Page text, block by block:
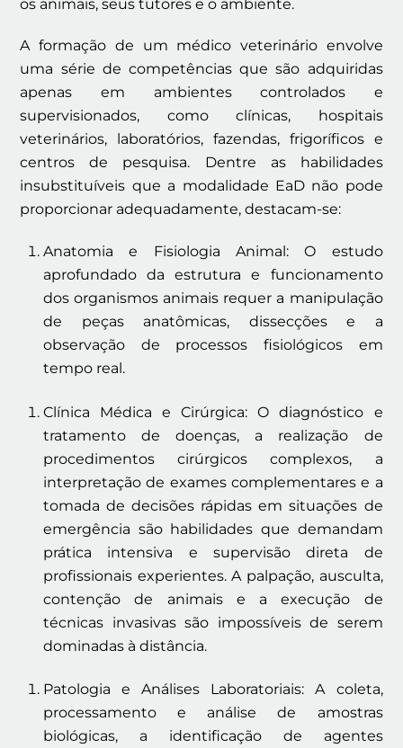
os animais, seus tutores e o ambiente.
A formação de um médico veterinário envolve
uma série de competências que são adquiridas
apenas em ambientes controlados e
supervisionados, como clínicas, hospitais
veterinários, laboratórios, fazendas, frigoríficos e
centros de pesquisa. Dentre as habilidades
insubstituíveis que a modalidade EaD não pode
proporcionar adequadamente, destacam-se:
Anatomia e Fisiologia Animal: O estudo
aprofundado da estrutura e funcionamento
dos organismos animais requer a manipulação
de peças anatômicas, dissecções e a
observação de processos fisiológicos em
tempo real.
Clínica Médica e Cirúrgica: O diagnóstico e
tratamento de doenças, a realização de
procedimentos cirúrgicos complexos, a
interpretação de exames complementares e a
tomada de decisões rápidas em situações de
emergência são habilidades que demandam
prática intensiva e supervisão direta de
profissionais experientes. A palpação, ausculta,
contenção de animais e a execução de
técnicas invasivas são impossíveis de serem
dominadas à distância.
Patologia e Análises Laboratoriais: A coleta,
processamento e análise de amostras
biológicas, a identificação de agentes